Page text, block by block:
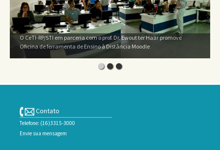
O CeTI-RP/STI em parceria com o prof. Dr. Ewout ter Haar promove
Oficina de ferramenta de Ensino à Distância Moodle
Contato
Telefone: (16)3315-3000
Envie sua mensagem